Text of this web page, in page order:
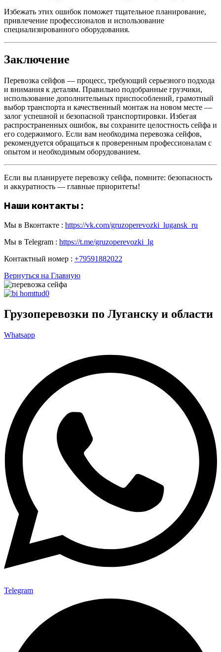
Избежать этих ошибок поможет тщательное планирование,
привлечение профессионалов и использование
специализированного оборудования.
Заключение
Перевозка сейфов — процесс, требующий серьезного подхода
и внимания к деталям. Правильно подобранные грузчики,
использование дополнительных приспособлений, грамотный
выбор транспорта и качественный монтаж на новом месте —
залог успешной и безопасной транспортировки. Избегая
распространенных ошибок, вы сохраните целостность сейфа и
его содержимого. Если вам необходима перевозка сейфов,
рекомендуется обращаться к проверенным профессионалам с
опытом и необходимым оборудованием.
Если вы планируете перевозку сейфа, помните: безопасность
и аккуратность — главные приоритеты!
Наши контакты :
Мы в Вконтакте : https://vk.com/gruzoperevozki_lugansk_ru
Мы в Telegram : https://t.me/gruzoperevozki_lg
Контактный номер : +79591882022
Вернуться на Главную
Грузоперевозки по Луганску и области
Whatsapp
Telegram